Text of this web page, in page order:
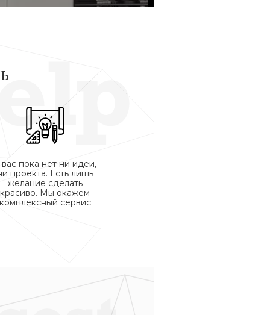
пока нет ни идеи,
проекта. Есть лишь
желание сделать
красиво. Мы окажем
комплексный сервис